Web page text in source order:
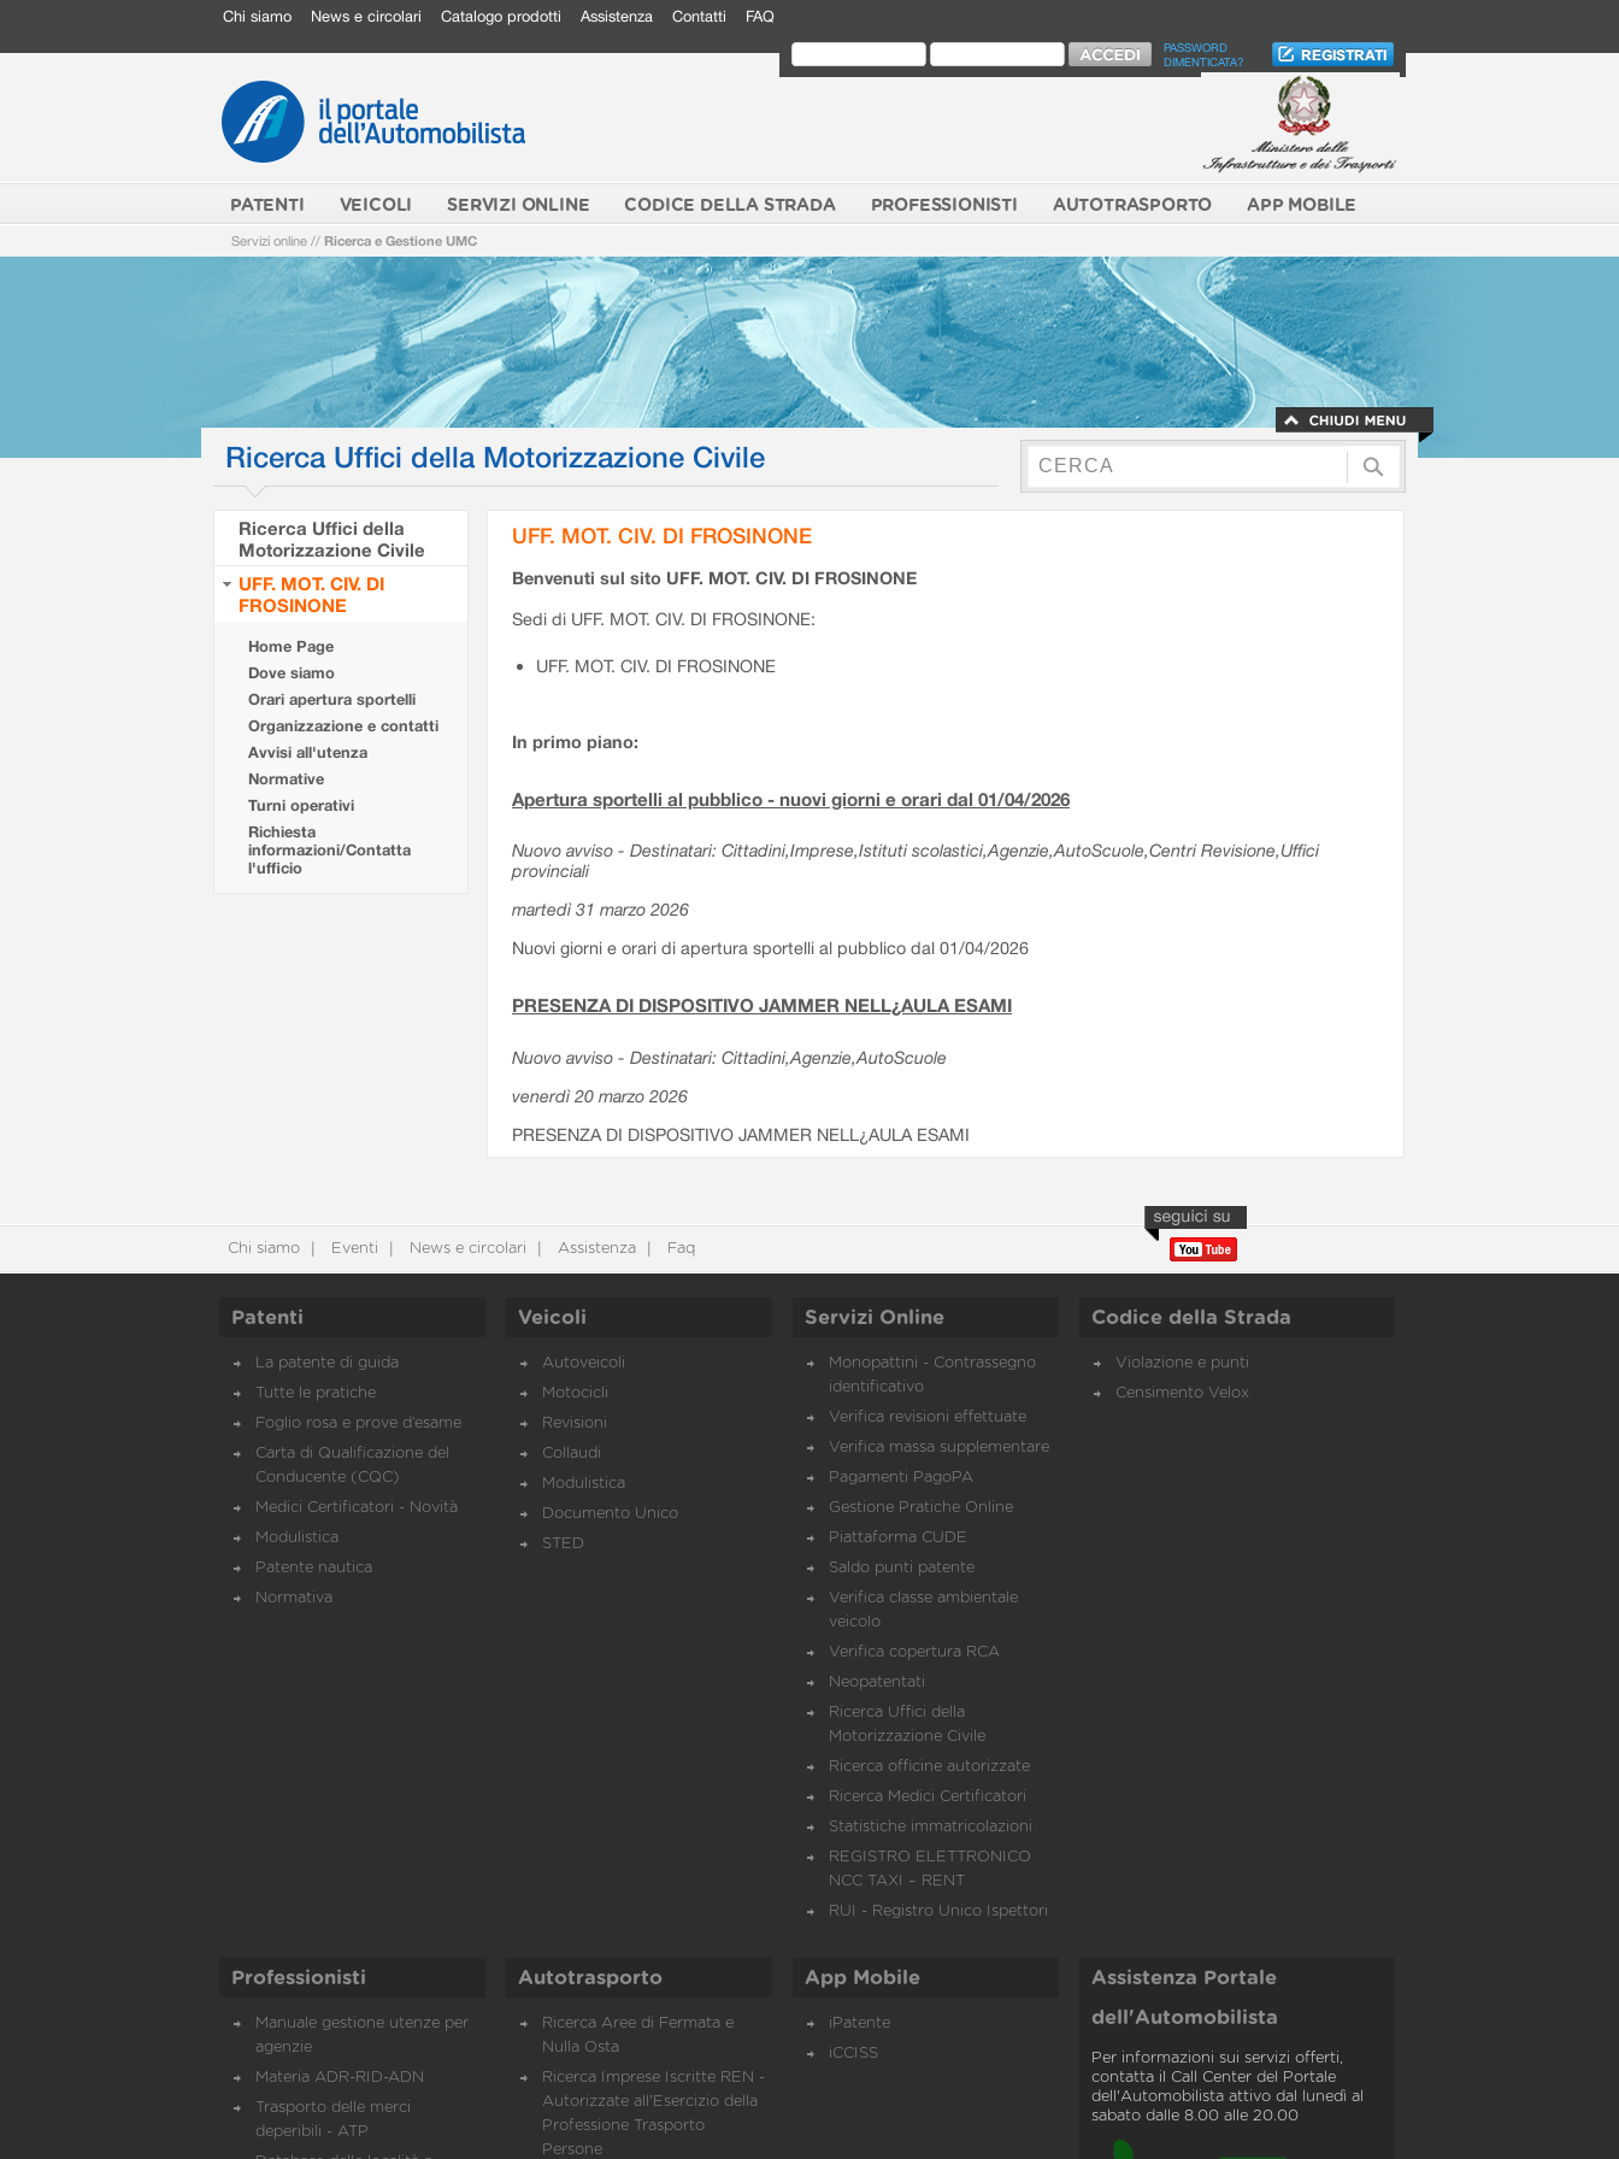
Chi siamo News e circolari Catalogo prodotti Assistenza Contatti FAQ
PASSWORD
DIMENTICATA?
PATENTI VEICOLI SERVIZI ONLINE CODICE DELLA STRADA PROFESSIONISTI AUTOTRASPORTO APP MOBILE
Servizi online // Ricerca e Gestione UMC
Ricerca Uffici della Motorizzazione Civile
Ricerca Uffici della
Motorizzazione Civile
UFF. MOT. CIV. DI
FROSINONE
Home Page
Dove siamo
Orari apertura sportelli
Organizzazione e contatti
Avvisi all'utenza
Normative
Turni operativi
Richiesta
informazioni/Contatta
l'ufficio
UFF. MOT. CIV. DI FROSINONE
Benvenuti sul sito UFF. MOT. CIV. DI FROSINONE
Sedi di UFF. MOT. CIV. DI FROSINONE:
UFF. MOT. CIV. DI FROSINONE
In primo piano:
Apertura sportelli al pubblico - nuovi giorni e orari dal 01/04/2026
Nuovo avviso - Destinatari: Cittadini,Imprese,Istituti scolastici,Agenzie,AutoScuole,Centri Revisione,Uffici
provinciali
martedì 31 marzo 2026
Nuovi giorni e orari di apertura sportelli al pubblico dal 01/04/2026
PRESENZA DI DISPOSITIVO JAMMER NELL¿AULA ESAMI
Nuovo avviso - Destinatari: Cittadini,Agenzie,AutoScuole
venerdì 20 marzo 2026
PRESENZA DI DISPOSITIVO JAMMER NELL¿AULA ESAMI
Chi siamo Eventi News e circolari Assistenza Faq
Patenti
La patente di guida
Tutte le pratiche
Foglio rosa e prove d’esame
Carta di Qualificazione del
Conducente (CQC)
Medici Certificatori - Novità
Modulistica
Patente nautica
Normativa
Veicoli
Autoveicoli
Motocicli
Revisioni
Collaudi
Modulistica
Documento Unico
STED
Servizi Online
Monopattini - Contrassegno
identificativo
Verifica revisioni effettuate
Verifica massa supplementare
Pagamenti PagoPA
Gestione Pratiche Online
Piattaforma CUDE
Saldo punti patente
Verifica classe ambientale
veicolo
Verifica copertura RCA
Neopatentati
Ricerca Uffici della
Motorizzazione Civile
Ricerca officine autorizzate
Ricerca Medici Certificatori
Statistiche immatricolazioni
REGISTRO ELETTRONICO
NCC TAXI – RENT
RUI - Registro Unico Ispettori
Codice della Strada
Violazione e punti
Censimento Velox
Professionisti
Manuale gestione utenze per
agenzie
Materia ADR-RID-ADN
Trasporto delle merci
deperibili - ATP
Autotrasporto
Ricerca Aree di Fermata e
Nulla Osta
Ricerca Imprese Iscritte REN -
Autorizzate all'Esercizio della
Professione Trasporto
Persone
App Mobile
iPatente
iCCISS
Assistenza Portale
dell'Automobilista
Per informazioni sui servizi offerti,
contatta il Call Center del Portale
dell'Automobilista attivo dal lunedì al
sabato dalle 8.00 alle 20.00